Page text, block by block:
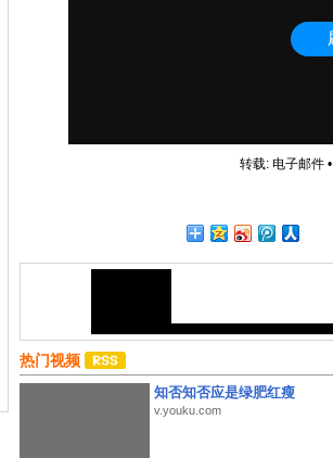
转载: 电子邮件•
热门视频
知否知否应是绿肥红瘦
v.youku.com